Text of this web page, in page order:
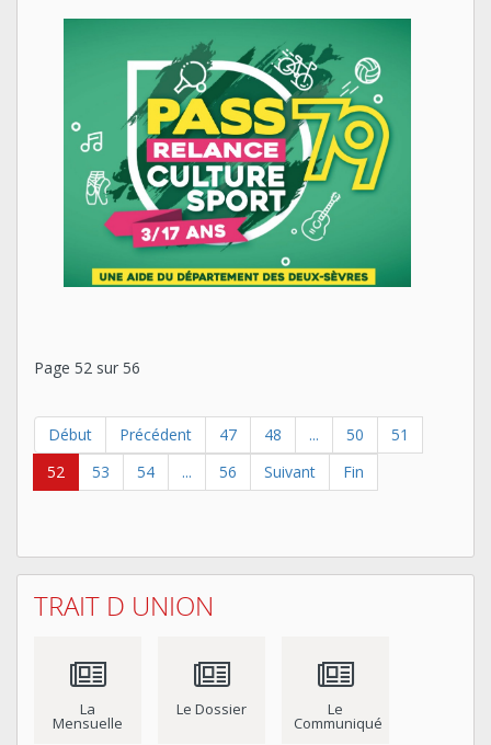
Page 52 sur 56
Début Précédent 47 48 ... 50
51
52
53 54 ... 56 Suivant Fin
TRAIT D UNION
La
Mensuelle
Le Dossier Le
Communiqué